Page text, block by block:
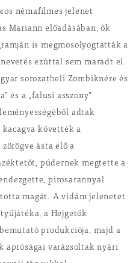
némafilmes jelenet
Mariann előadásában, ők
is megmosolyogtatták a
ezúttal sem maradt el.
sorozatbeli Zömbiknére és
és a „falusi asszony”
adtak
követték a
ásta elő a
púdernek megtette a
pirosarannyal
magát. A vidám jelenetet
a Hejgetők
produkciója, majd a
apróságai varázsoltak nyári